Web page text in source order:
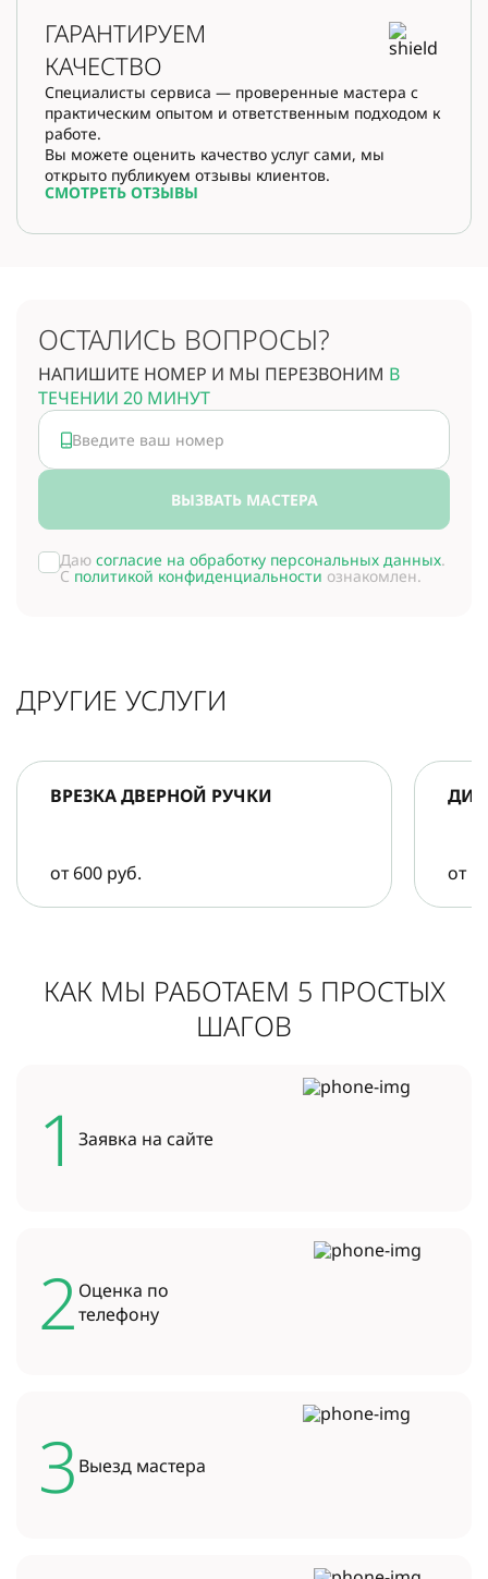
ГАРАНТИРУЕМ
КАЧЕСТВО
Специалисты сервиса — проверенные мастера с
практическим опытом и ответственным подходом к
работе.
Вы можете оценить качество услуг сами, мы
открыто публикуем отзывы клиентов.
СМОТРЕТЬ ОТЗЫВЫ
ОСТАЛИСЬ ВОПРОСЫ?
НАПИШИТЕ НОМЕР И МЫ ПЕРЕЗВОНИМ В
ТЕЧЕНИИ 20 МИНУТ
ВЫЗВАТЬ МАСТЕРА
Даю согласие на обработку персональных данных.
С политикой конфиденциальности ознакомлен.
ДРУГИЕ УСЛУГИ
ВРЕЗКА ДВЕРНОЙ РУЧКИ
от 600 руб. от
КАК МЫ РАБОТАЕМ 5 ПРОСТЫХ
ШАГОВ
1 Заявка на сайте
2 Оценка по
телефону
3 Выезд мастера